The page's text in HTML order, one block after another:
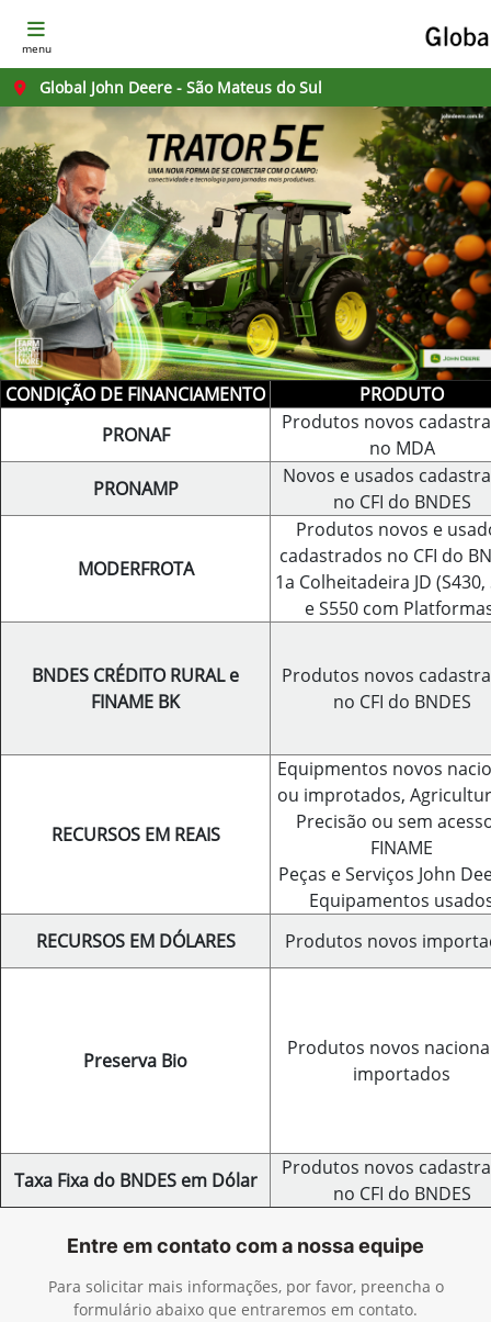
menu
Global John Deere - São Mateus do Sul
CONDIÇÃO DE FINANCIAMENTO
PRODUTO
PRONAF
Produtos novos
no MDA
PRONAMP
Novos e usados
no CFI do BNDES
MODERFROTA
Produtos novos e
cadastrados no CFI do
1a Colheitadeira JD (S430,
e S550 com
BNDES CRÉDITO RURAL e
FINAME BK
Produtos novos
no CFI do BNDES
RECURSOS EM REAIS
Equipmentos novos
ou improtados,
Precisão ou sem
FINAME
Peças e Serviços John
Equipamentos
RECURSOS EM DÓLARES
Produtos novos
Preserva Bio
Produtos novos
importados
Taxa Fixa do BNDES em Dólar
Produtos novos
no CFI do BNDES
Entre em contato com a nossa equipe
Para solicitar mais informações, por favor, preencha o
formulário abaixo que entraremos em contato.